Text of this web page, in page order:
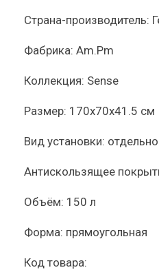
Страна-производитель:
Фабрика: Am.Pm
Коллекция: Sense
Размер: 170x70x41.5 см
Вид установки:
Антискользящее
Объём: 150 л
Форма: прямоугольная
Код товара: